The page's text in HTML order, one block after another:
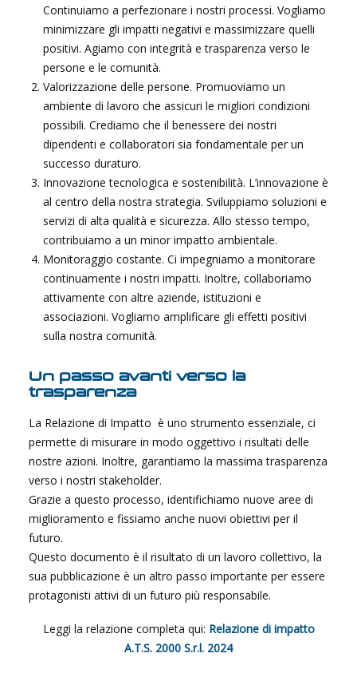
Continuiamo a perfezionare i nostri processi. Vogliamo
minimizzare gli impatti negativi e massimizzare quelli
positivi. Agiamo con integrità e trasparenza verso le
persone e le comunità.
Valorizzazione delle persone. Promuoviamo un
ambiente di lavoro che assicuri le migliori condizioni
possibili. Crediamo che il benessere dei nostri
dipendenti e collaboratori sia fondamentale per un
successo duraturo.
Innovazione tecnologica e sostenibilità. L’innovazione è
al centro della nostra strategia. Sviluppiamo soluzioni e
servizi di alta qualità e sicurezza. Allo stesso tempo,
contribuiamo a un minor impatto ambientale.
Monitoraggio costante. Ci impegniamo a monitorare
continuamente i nostri impatti. Inoltre, collaboriamo
attivamente con altre aziende, istituzioni e
associazioni. Vogliamo amplificare gli effetti positivi
sulla nostra comunità.
Un passo avanti verso la
trasparenza
La Relazione di Impatto è uno strumento essenziale, ci
permette di misurare in modo oggettivo i risultati delle
nostre azioni. Inoltre, garantiamo la massima trasparenza
verso i nostri stakeholder.
Grazie a questo processo, identifichiamo nuove aree di
miglioramento e fissiamo anche nuovi obiettivi per il
futuro.
Questo documento è il risultato di un lavoro collettivo, la
sua pubblicazione è un altro passo importante per essere
protagonisti attivi di un futuro più responsabile.
Leggi la relazione completa qui: Relazione di impatto
A.T.S. 2000 S.r.l. 2024